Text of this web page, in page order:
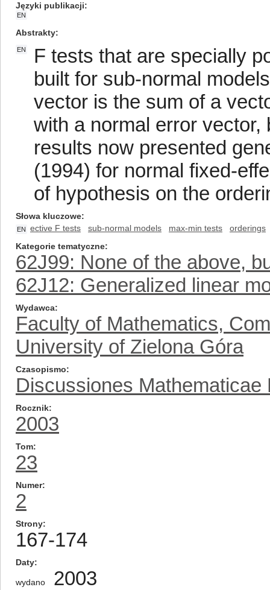
Języki publikacji
EN
Abstrakty
EN
F tests that are specially
built for sub-normal
vector is the sum of a
with a normal error
results now presented
(1994) for normal fixed-
of hypothesis on the
Słowa kluczowe
EN ective F tests sub-normal models max-min tests
orderings
Kategorie tematyczne
62J99: None of the above,
62J12: Generalized linear
Wydawca
Faculty of Mathematics,
University of Zielona Góra
Czasopismo
Discussiones
Rocznik
2003
Tom
23
Numer
2
Strony
167-174
Daty
wydano 2003